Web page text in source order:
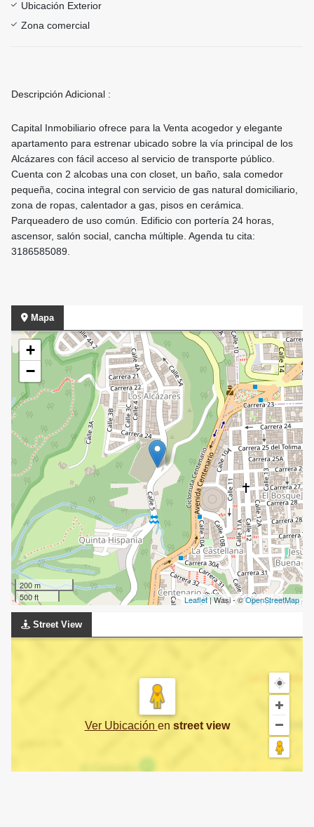
Ubicación Exterior
Zona comercial
Descripción Adicional :
Capital Inmobiliario ofrece para la Venta acogedor y elegante
apartamento para estrenar ubicado sobre la vía principal de los
Alcázares con fácil acceso al servicio de transporte público.
Cuenta con 2 alcobas una con closet, un baño, sala comedor
pequeña, cocina integral con servicio de gas natural domiciliario,
zona de ropas, calentador a gas, pisos en cerámica.
Parqueadero de uso común. Edificio con portería 24 horas,
ascensor, salón social, cancha múltiple. Agenda tu cita:
3186585089.
Mapa
+
−
200 m
500 ft
Leaflet| Wasi - ©OpenStreetMap
Street View
Ver Ubicación en street view